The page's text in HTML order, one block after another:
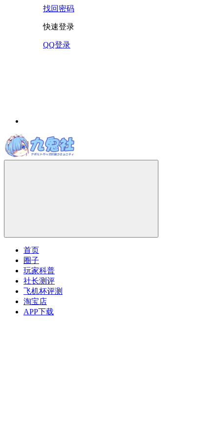
找回密码
快速登录
QQ登录
首页
圈子
玩家科普
社长测评
飞机杯评测
淘宝店
APP下载